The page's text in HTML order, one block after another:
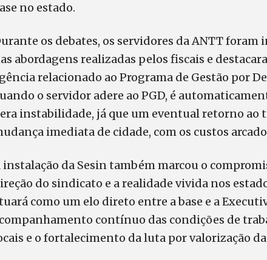
no estado.
os debates, os servidores da ANTT
abordagens realizadas pelos fiscais e
relacionado ao Programa de Gestão por
o servidor adere ao PGD, é
instabilidade, já que um eventual retorno ao
imediata de cidade, com os custos
instalação da Sesin também marcou o
do sindicato e a realidade vivida nos
como um elo direto entre a base e a
contínuo das condições de
e o fortalecimento da luta por valorização